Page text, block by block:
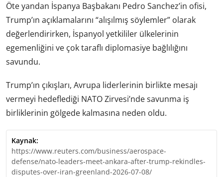
Öte yandan İspanya Başbakanı Pedro Sanchez’in ofisi,
Trump’ın açıklamalarını “alışılmış söylemler” olarak
değerlendirirken, İspanyol yetkililer ülkelerinin
egemenliğini ve çok taraflı diplomasiye bağlılığını
savundu.
Trump’ın çıkışları, Avrupa liderlerinin birlikte mesajı
vermeyi hedeflediği NATO Zirvesi’nde savunma iş
birliklerinin gölgede kalmasına neden oldu.
Kaynak:
https://www.reuters.com/business/aerospace-
defense/nato-leaders-meet-ankara-after-trump-rekindles-
disputes-over-iran-greenland-2026-07-08/